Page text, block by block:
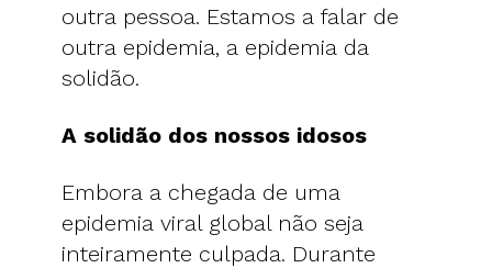
outra pessoa. Estamos a falar de
outra epidemia, a epidemia da
solidão.
A solidão dos nossos idosos
Embora a chegada de uma
epidemia viral global não seja
inteiramente culpada. Durante